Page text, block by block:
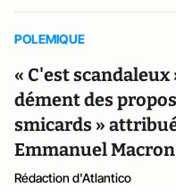
POLEMIQUE
« C'est scandaleux
dément des
smicards »
Emmanuel Macron
Rédaction d'Atlantico